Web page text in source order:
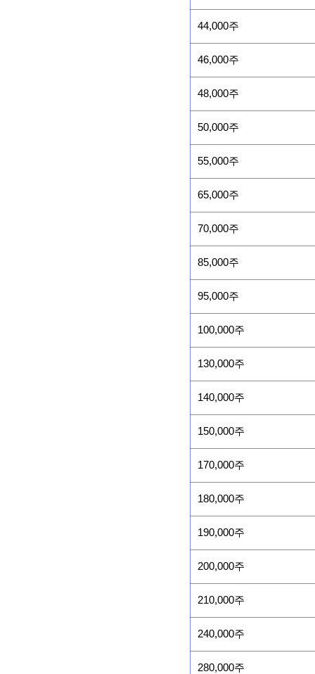
44,000주
46,000주
48,000주
50,000주
55,000주
65,000주
70,000주
85,000주
95,000주
100,000주
130,000주
140,000주
150,000주
170,000주
180,000주
190,000주
200,000주
210,000주
240,000주
280,000주